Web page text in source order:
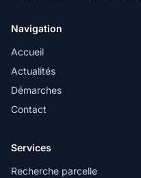
Navigation
Accueil
Actualités
Démarches
Contact
Services
Recherche parcelle